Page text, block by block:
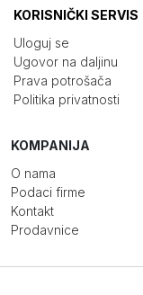
KORISNIČKI SERVIS
Uloguj se
Ugovor na daljinu
Prava potrošača
Politika privatnosti
KOMPANIJA
O nama
Podaci firme
Kontakt
Prodavnice